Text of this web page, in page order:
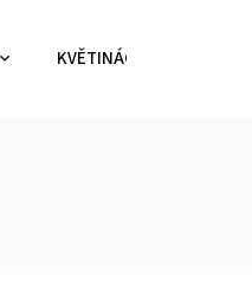
KVĚTINÁČE